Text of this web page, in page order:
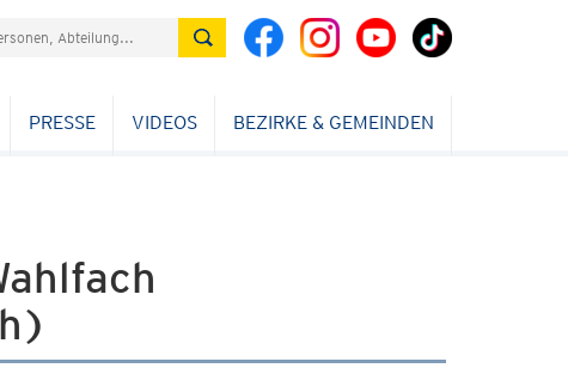
PRESSE VIDEOS BEZIRKE & GEMEINDEN